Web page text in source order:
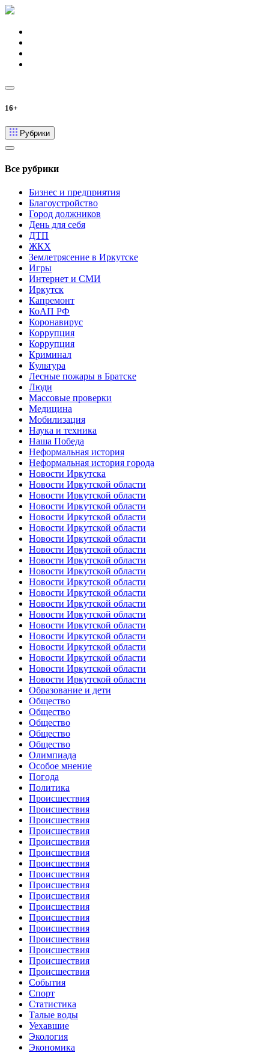
16+
Рубрики
Все рубрики
Бизнес и предприятия
Благоустройство
Город должников
День для себя
ДТП
ЖКХ
Землетрясение в Иркутске
Игры
Интернет и СМИ
Иркутск
Капремонт
КоАП РФ
Коронавирус
Коррупция
Коррупция
Криминал
Культура
Лесные пожары в Братске
Люди
Массовые проверки
Медицина
Мобилизация
Наука и техника
Наша Победа
Неформальная история
Неформальная история города
Новости Иркутска
Новости Иркутской области
Новости Иркутской области
Новости Иркутской области
Новости Иркутской области
Новости Иркутской области
Новости Иркутской области
Новости Иркутской области
Новости Иркутской области
Новости Иркутской области
Новости Иркутской области
Новости Иркутской области
Новости Иркутской области
Новости Иркутской области
Новости Иркутской области
Новости Иркутской области
Новости Иркутской области
Новости Иркутской области
Новости Иркутской области
Новости Иркутской области
Образование и дети
Общество
Общество
Общество
Общество
Общество
Олимпиада
Особое мнение
Погода
Политика
Происшествия
Происшествия
Происшествия
Происшествия
Происшествия
Происшествия
Происшествия
Происшествия
Происшествия
Происшествия
Происшествия
Происшествия
Происшествия
Происшествия
Происшествия
Происшествия
Происшествия
События
Спорт
Статистика
Талые воды
Уехавшие
Экология
Экономика